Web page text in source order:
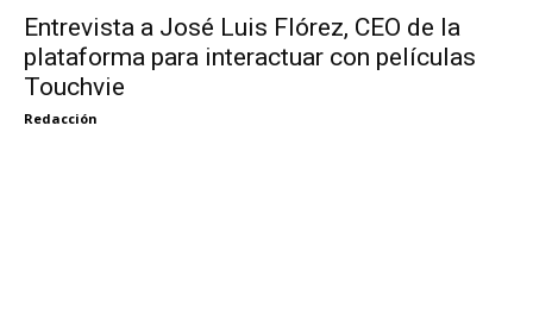
Entrevista a José Luis Flórez, CEO de la
plataforma para interactuar con películas
Touchvie
Redacción